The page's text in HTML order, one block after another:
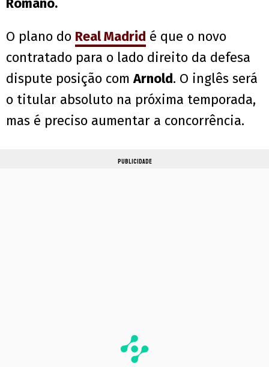
Romano.
O plano do Real Madrid é que o novo
contratado para o lado direito da defesa
dispute posição comArnold. O inglês será
o titular absoluto na próxima temporada,
mas é preciso aumentar a concorrência.
PUBLICIDADE